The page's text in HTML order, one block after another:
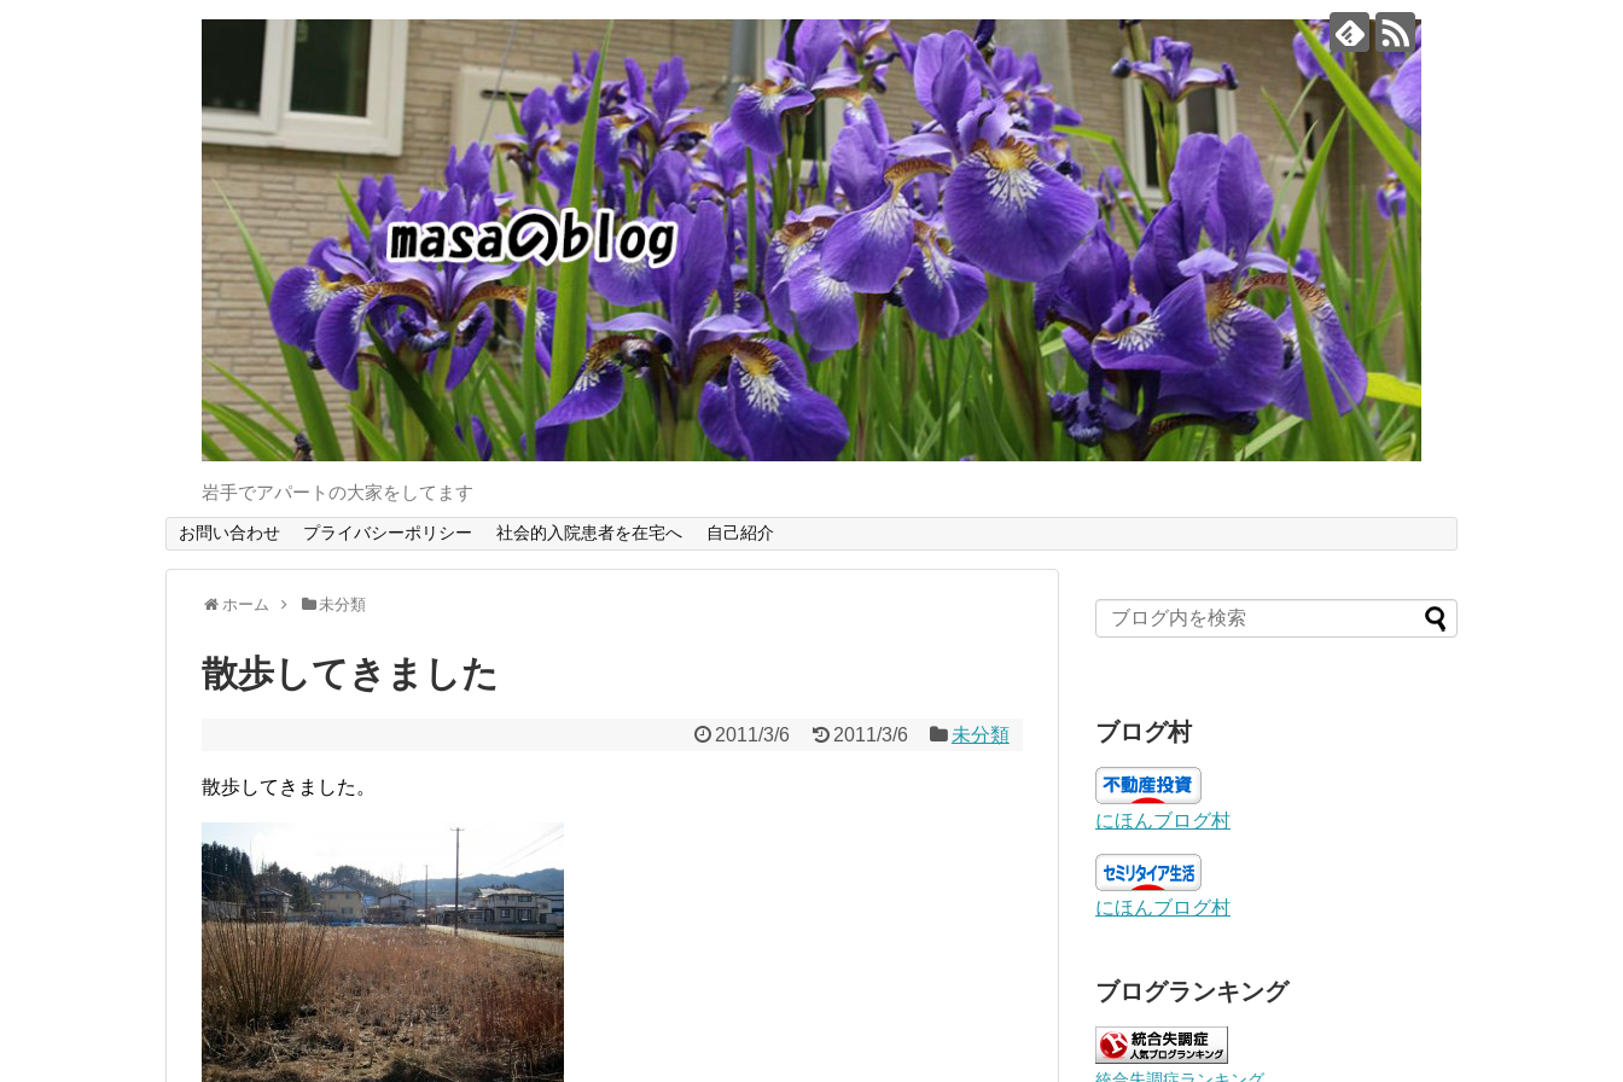
岩手でアパートの大家をしてます
お問い合わせ プライバシーポリシー 社会的入院患者を在宅へ 自己紹介
ホーム 未分類
散歩してきました
2011/3/6 2011/3/6 未分類
散歩してきました。
ブログ村
にほんブログ村
にほんブログ村
ブログランキング